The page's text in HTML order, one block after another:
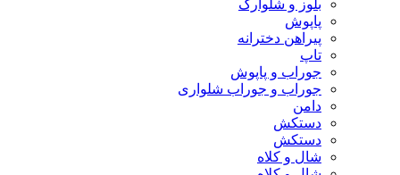
بلوز و شلوارک
پاپوش
پیراهن دخترانه
تاپ
جوراب و پاپوش
جوراب و جوراب شلواری
دامن
دستکش
دستکش
شال و کلاه